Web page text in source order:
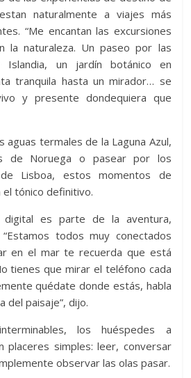
naturalmente a viajes más
“Me encantan las excursiones
la naturaleza. Un paseo por las
Islandia, un jardín botánico en
tranquila hasta un mirador… se
y presente dondequiera que
aguas termales de la Laguna Azul,
de Noruega o pasear por los
Lisboa, estos momentos de
tónico definitivo.
digital es parte de la aventura,
todos muy conectados
en el mar te recuerda que está
tienes que mirar el teléfono cada
quédate donde estás, habla
del paisaje”, dijo.
los huéspedes a
placeres simples: leer, conversar
observar las olas pasar.